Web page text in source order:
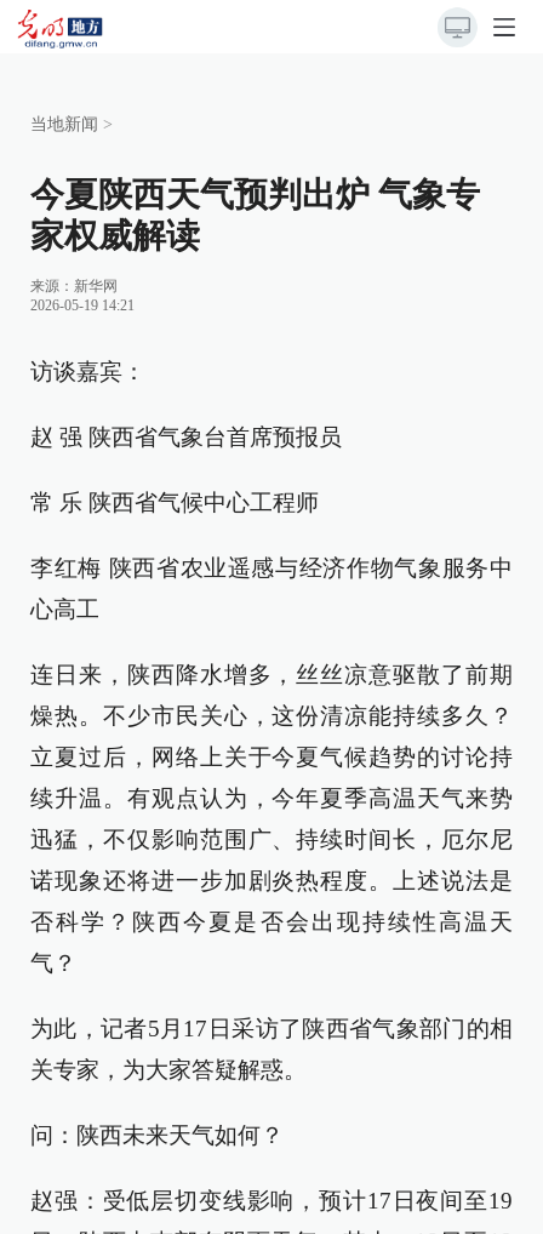
当地新闻 >
今夏陕西天气预判出炉 气象专
家权威解读
来源： 新华网
2026-05-19 14:21
访谈嘉宾：
赵 强 陕西省气象台首席预报员
常 乐 陕西省气候中心工程师
李红梅 陕西省农业遥感与经济作物气象服务中
心高工
连日来，陕西降水增多，丝丝凉意驱散了前期
燥热。不少市民关心，这份清凉能持续多久？
立夏过后，网络上关于今夏气候趋势的讨论持
续升温。有观点认为，今年夏季高温天气来势
迅猛，不仅影响范围广、持续时间长，厄尔尼
诺现象还将进一步加剧炎热程度。上述说法是
否科学？陕西今夏是否会出现持续性高温天
气？
为此，记者5月17日采访了陕西省气象部门的相
关专家，为大家答疑解惑。
问：陕西未来天气如何？
赵强：受低层切变线影响，预计17日夜间至19